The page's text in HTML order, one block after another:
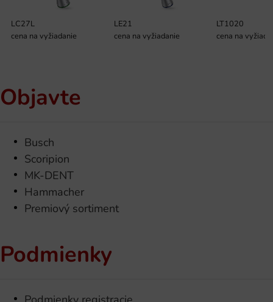
LC27L
cena na vyžiadanie
LE21
cena na vyžiadanie
LT1020
cena na
Objavte
Busch
Scoripion
MK-DENT
Hammacher
Premiový sortiment
Podmienky